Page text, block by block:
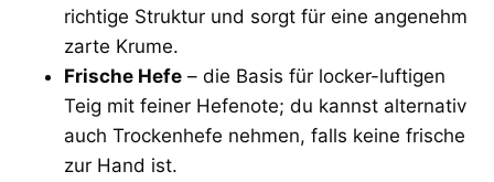
richtige Struktur und sorgt für eine angenehm
zarte Krume.
Frische Hefe – die Basis für locker-luftigen
Teig mit feiner Hefenote; du kannst alternativ
auch Trockenhefe nehmen, falls keine frische
zur Hand ist.